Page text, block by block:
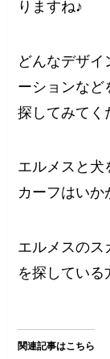
りますね♪
どんなデザイ
ーションなど
探してみてく
エルメスと犬
カーフはいか
エルメスのス
を探している
関連記事はこちら